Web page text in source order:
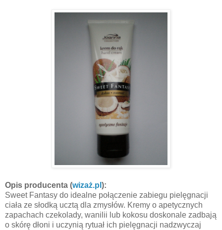
Opis producenta (wizaż.pl ):
Sweet Fantasy do idealne połączenie zabiegu pielęgnacji
ciała ze słodką ucztą dla zmysłów. Kremy o apetycznych
zapachach czekolady, wanilii lub kokosu doskonale zadbają
o skórę dłoni i uczynią rytuał ich pielęgnacji nadzwyczaj